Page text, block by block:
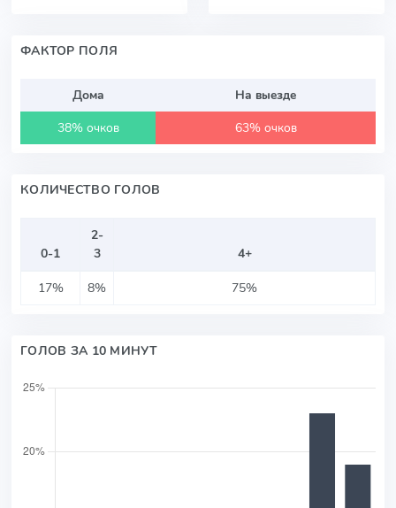
ФАКТОР ПОЛЯ
Дома
На выезде
38% очков
63% очков
КОЛИЧЕСТВО ГОЛОВ
0-1
2-
3
4+
17%
8% 75%
ГОЛОВ ЗА 10 МИНУТ